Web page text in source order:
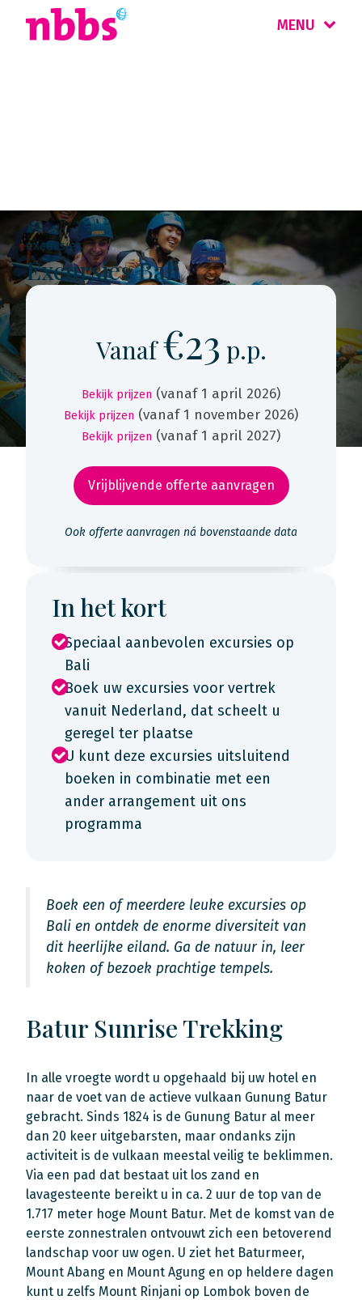
MENU
excursies
Excursies Bali
Vanaf€23 p.p.
Bekijk prijzen (vanaf 1 april 2026)
Bekijk prijzen (vanaf 1 november 2026)
Bekijk prijzen (vanaf 1 april 2027)
Vrijblijvende offerte aanvragen
Ook offerte aanvragen ná bovenstaande data
In het kort
Speciaal aanbevolen excursies op
Bali
Boek uw excursies voor vertrek
vanuit Nederland, dat scheelt u
geregel ter plaatse
U kunt deze excursies uitsluitend
boeken in combinatie met een
ander arrangement uit ons
programma
Boek een of meerdere leuke excursies op
Bali en ontdek de enorme diversiteit van
dit heerlijke eiland. Ga de natuur in, leer
koken of bezoek prachtige tempels.
Batur Sunrise Trekking
In alle vroegte wordt u opgehaald bij uw hotel en
naar de voet van de actieve vulkaan Gunung Batur
gebracht. Sinds 1824 is de Gunung Batur al meer
dan 20 keer uitgebarsten, maar ondanks zijn
activiteit is de vulkaan meestal veilig te beklimmen.
Via een pad dat bestaat uit los zand en
lavagesteente bereikt u in ca. 2 uur de top van de
1.717 meter hoge Mount Batur. Met de komst van de
eerste zonnestralen ontvouwt zich een betoverend
landschap voor uw ogen. U ziet het Baturmeer,
Mount Abang en Mount Agung en op heldere dagen
kunt u zelfs Mount Rinjani op Lombok boven de